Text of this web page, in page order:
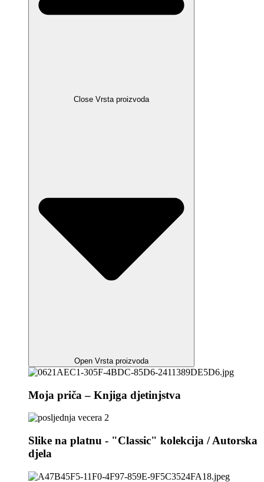
Close Vrsta proizvoda
Open Vrsta proizvoda
Moja priča – Knjiga djetinjstva
Slike na platnu - "Classic" kolekcija / Autorska
djela